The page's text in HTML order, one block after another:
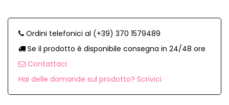
Ordini telefonici al (+39) 370 1579489
Se il prodotto è disponibile consegna in 24/48 ore
Contattaci
Hai delle domande sul prodotto? Scrivici